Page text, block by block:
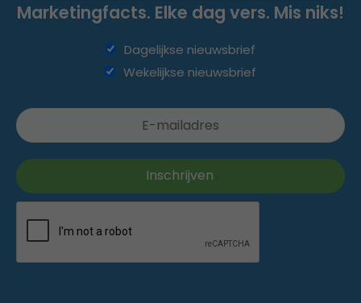
Marketingfacts. Elke dag vers. Mis niks!
Dagelijkse nieuwsbrief
Wekelijkse nieuwsbrief